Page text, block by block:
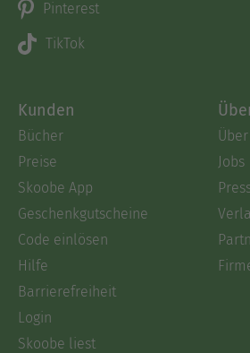
Pinterest
TikTok
Kunden
Bücher
Preise
Skoobe App
Geschenkgutscheine
Code einlösen
Hilfe
Barrierefreiheit
Login
Skoobe liest
Jobs